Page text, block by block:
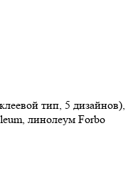
тип, 5 дизайнов),
линолеум Forbo